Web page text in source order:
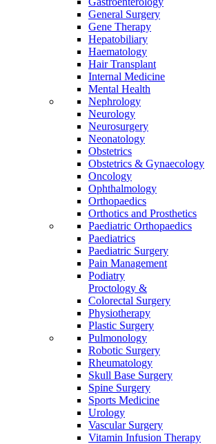
General Surgery
Gene Therapy
Hepatobiliary
Haematology
Hair Transplant
Internal Medicine
Mental Health
Nephrology
Neurology
Neurosurgery
Neonatology
Obstetrics
Obstetrics & Gynaecology
Oncology
Ophthalmology
Orthopaedics
Orthotics and Prosthetics
Paediatric Orthopaedics
Paediatrics
Paediatric Surgery
Pain Management
Podiatry
Proctology &
Colorectal Surgery
Physiotherapy
Plastic Surgery
Pulmonology
Robotic Surgery
Rheumatology
Skull Base Surgery
Spine Surgery
Sports Medicine
Urology
Vascular Surgery
Vitamin Infusion Therapy